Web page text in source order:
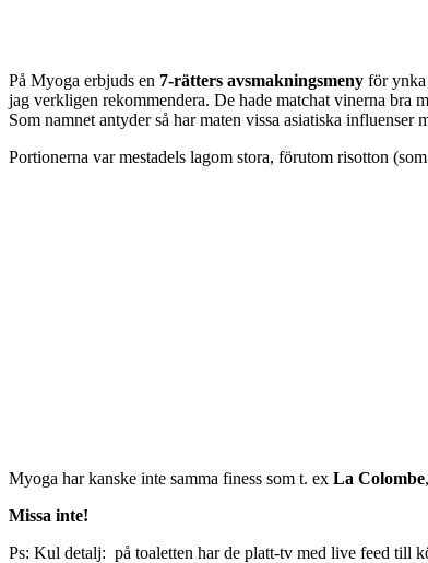
På Myoga erbjuds en 7-rätters avsmakningsmeny för ynka
jag verkligen rekommendera. De hade matchat vinerna bra
Som namnet antyder så har maten vissa asiatiska
Portionerna var mestadels lagom stora, förutom risotton
Myoga har kanske inte samma finess som t. ex La Colombe,
Missa inte!
Ps: Kul detalj: på toaletten har de platt-tv med live feed till